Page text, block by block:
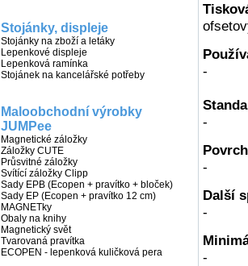
Stojánky, displeje
Stojánky na zboží a letáky
Lepenkové displeje
Lepenková ramínka
Stojánek na kancelářské potřeby
Maloobchodní výrobky
JUMPee
Magnetické záložky
Záložky CUTE
Průsvitné záložky
Svítící záložky Clipp
Sady EPB (Ecopen + pravítko + bloček)
Sady EP (Ecopen + pravítko 12 cm)
MAGNETky
Obaly na knihy
Magnetický svět
Tvarovaná pravítka
ECOPEN - lepenková kuličková pera
-
-
-
Další
-
-